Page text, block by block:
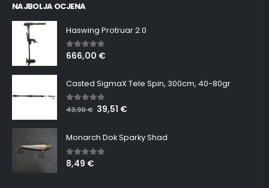
5.00out of 5
666,00 €
5.00out of 5
43,90 € 39,51
5.00out of 5
8,49€